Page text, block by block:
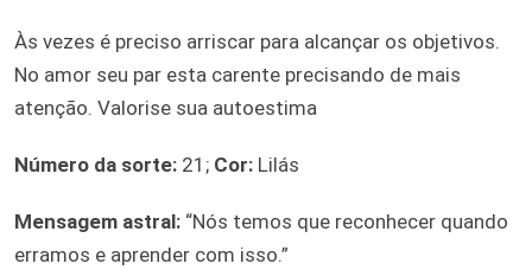
Às vezes é preciso arriscar para alcançar os objetivos.
No amor seu par esta carente precisando de mais
atenção. Valorise sua autoestima
Número da sorte: 21; Cor: Lilás
Mensagem astral: “Nós temos que reconhecer quando
erramos e aprender com isso.”